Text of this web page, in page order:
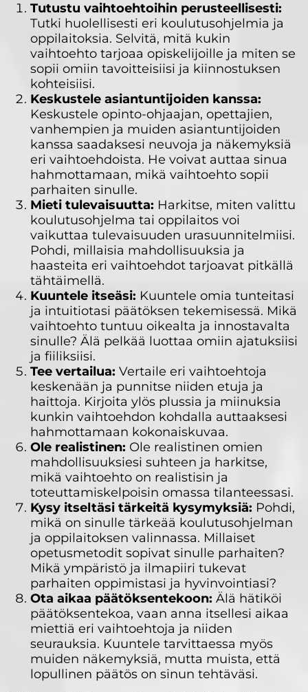
Tutustu vaihtoehtoihin perusteellisesti:
Tutki huolellisesti eri koulutusohjelmia ja
oppilaitoksia. Selvitä, mitä kukin
vaihtoehto tarjoaa opiskelijoille ja miten se
sopii omiin tavoitteisiisi ja kiinnostuksen
kohteisiisi.
Keskustele asiantuntijoiden kanssa:
Keskustele opinto-ohjaajan, opettajien,
vanhempien ja muiden asiantuntijoiden
kanssa saadaksesi neuvoja ja näkemyksiä
eri vaihtoehdoista. He voivat auttaa sinua
hahmottamaan, mikä vaihtoehto sopii
parhaiten sinulle.
Mieti tulevaisuutta: Harkitse, miten valittu
koulutusohjelma tai oppilaitos voi
vaikuttaa tulevaisuuden urasuunnitelmiisi.
Pohdi, millaisia mahdollisuuksia ja
haasteita eri vaihtoehdot tarjoavat pitkällä
tähtäimellä.
Kuuntele itseäsi: Kuuntele omia tunteitasi
ja intuitiotasi päätöksen tekemisessä. Mikä
vaihtoehto tuntuu oikealta ja innostavalta
sinulle? Älä pelkää luottaa omiin ajatuksiisi
ja fiiliksiisi.
Tee vertailua: Vertaile eri vaihtoehtoja
keskenään ja punnitse niiden etuja ja
haittoja. Kirjoita ylös plussia ja miinuksia
kunkin vaihtoehdon kohdalla auttaaksesi
hahmottamaan kokonaiskuvaa.
Ole realistinen: Ole realistinen omien
mahdollisuuksiesi suhteen ja harkitse,
mikä vaihtoehto on realistisin ja
toteuttamiskelpoisin omassa tilanteessasi.
Kysy itseltäsi tärkeitä kysymyksiä: Pohdi,
mikä on sinulle tärkeää koulutusohjelman
ja oppilaitoksen valinnassa. Millaiset
opetusmetodit sopivat sinulle parhaiten?
Mikä ympäristö ja ilmapiiri tukevat
parhaiten oppimistasi ja hyvinvointiasi?
Ota aikaa päätöksentekoon: Älä hätiköi
päätöksentekoa, vaan anna itsellesi aikaa
miettiä eri vaihtoehtoja ja niiden
seurauksia. Kuuntele tarvittaessa myös
muiden näkemyksiä, mutta muista, että
lopullinen päätös on sinun tehtäväsi.